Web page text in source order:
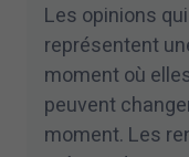
Les opinions
représentent
moment où
peuvent
moment. Les